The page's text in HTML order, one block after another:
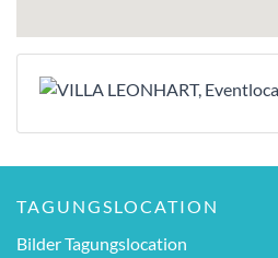
TAGUNGSLOCATION
Bilder Tagungslocation